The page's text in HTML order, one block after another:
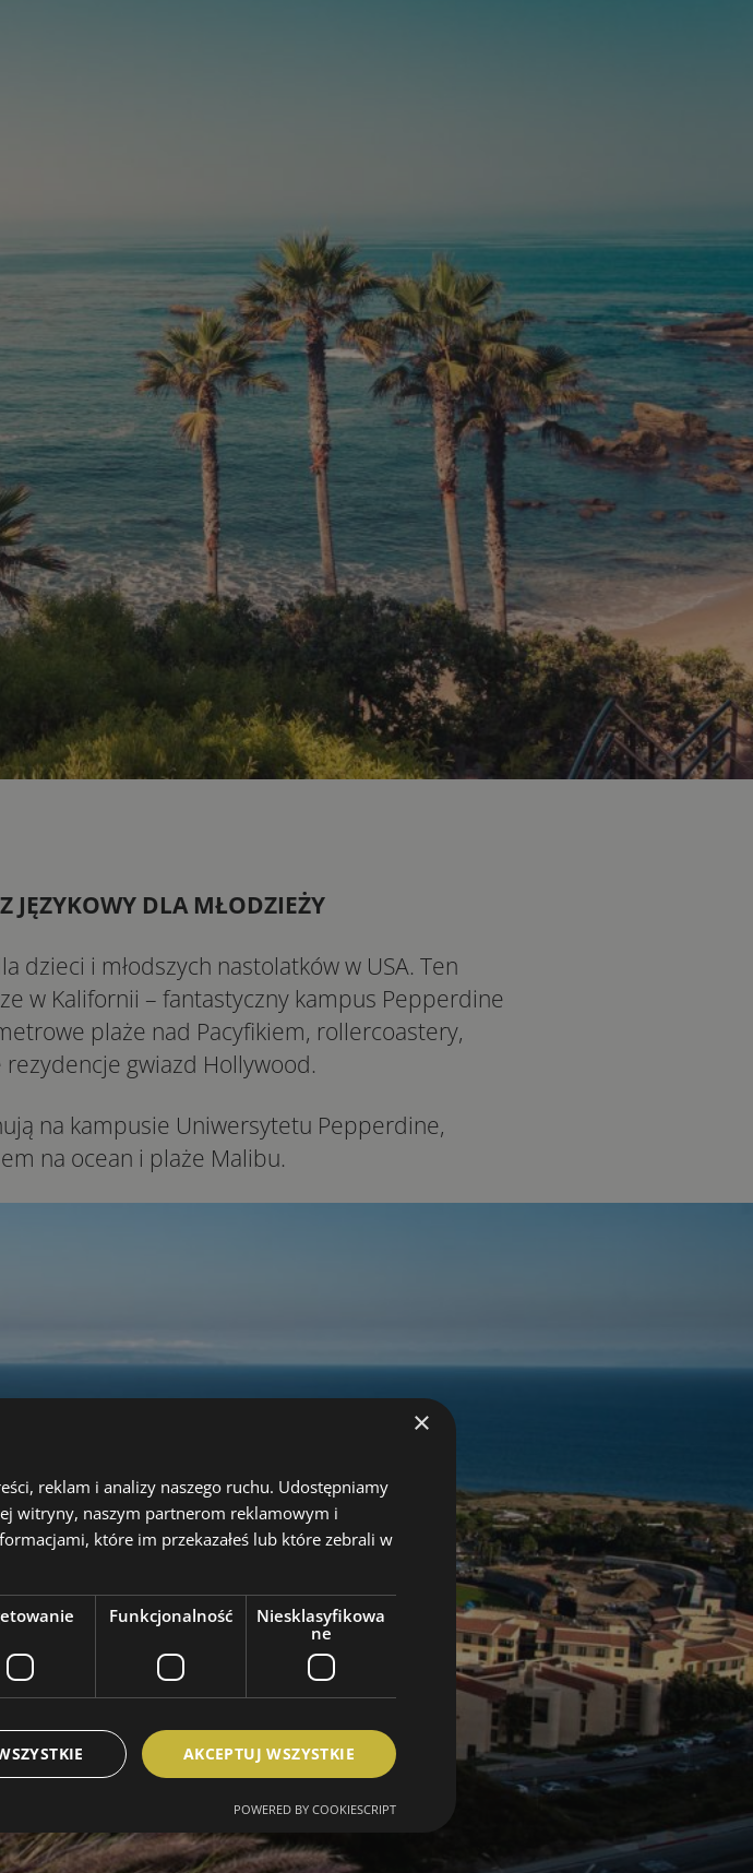
JĘZYKOWY DLA MŁODZIEŻY
dzieci i młodszych nastolatków w USA. Ten
w Kalifornii – fantastyczny kampus Pepperdine
plaże nad Pacyfikiem, rollercoastery,
gwiazd Hollywood.
na kampusie Uniwersytetu Pepperdine,
na ocean i plaże Malibu.
×
reklam i analizy naszego ruchu. Udostępniamy
witryny, naszym partnerom reklamowym i
które im przekazałeś lub które zebrali w
Funkcjonalność
Niesklasyfikowa
ne
AKCEPTUJ WSZYSTKIE
POWERED BY COOKIESCRIPT